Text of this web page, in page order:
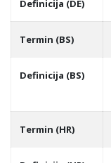
Definicija (DE)
Termin (BS)
Definicija (BS)
Termin (HR)